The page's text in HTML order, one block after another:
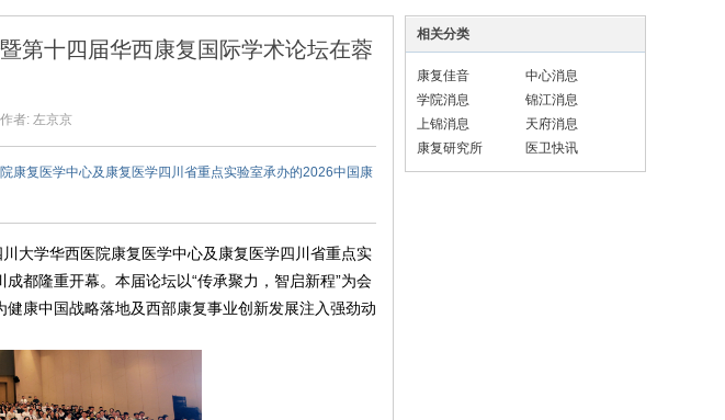
第十四届华西康复国际学术论坛在蓉
者: 左京京
康复医学中心及康复医学四川省重点实验室承办的2026中国康
大学华西医院康复医学中心及康复医学四川省重点实
都隆重开幕。本届论坛以“传承聚力，智启新程”为会
康中国战略落地及西部康复事业创新发展注入强劲动
相关分类
康复佳音
中心消息
学院消息
锦江消息
上锦消息
天府消息
康复研究所
医卫快讯